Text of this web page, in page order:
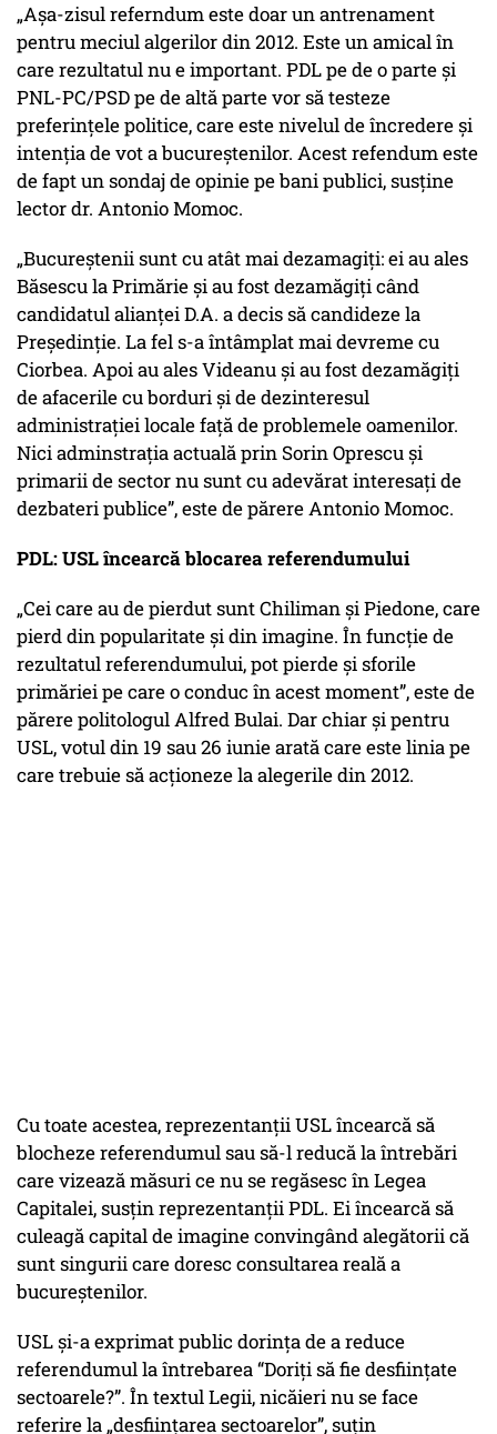
„Așa-zisul referndum este doar un antrenament
pentru meciul algerilor din 2012. Este un amical în
care rezultatul nu e important. PDL pe de o parte și
PNL-PC/PSD pe de altă parte vor să testeze
preferințele politice, care este nivelul de încredere și
intenția de vot a bucureștenilor. Acest refendum este
de fapt un sondaj de opinie pe bani publici, susține
lector dr. Antonio Momoc.
„Bucureștenii sunt cu atât mai dezamagiți: ei au ales
Băsescu la Primărie și au fost dezamăgiți când
candidatul alianței D.A. a decis să candideze la
Președinție. La fel s-a întâmplat mai devreme cu
Ciorbea. Apoi au ales Videanu și au fost dezamăgiți
de afacerile cu borduri și de dezinteresul
administrației locale față de problemele oamenilor.
Nici adminstrația actuală prin Sorin Oprescu și
primarii de sector nu sunt cu adevărat interesați de
dezbateri publice”, este de părere Antonio Momoc.
PDL: USL încearcă blocarea referendumului
„Cei care au de pierdut sunt Chiliman și Piedone, care
pierd din popularitate și din imagine. În funcție de
rezultatul referendumului, pot pierde și sforile
primăriei pe care o conduc în acest moment”, este de
părere politologul Alfred Bulai. Dar chiar și pentru
USL, votul din 19 sau 26 iunie arată care este linia pe
care trebuie să acționeze la alegerile din 2012.
Cu toate acestea, reprezentanții USL încearcă să
blocheze referendumul sau să-l reducă la întrebări
care vizează măsuri ce nu se regăsesc în Legea
Capitalei, susțin reprezentanții PDL. Ei încearcă să
culeagă capital de imagine convingând alegătorii că
sunt singurii care doresc consultarea reală a
bucureștenilor.
USL și-a exprimat public dorința de a reduce
referendumul la întrebarea “Doriţi să fie desfiinţate
sectoarele?”. În textul Legii, nicăieri nu se face
referire la „desfiinţarea sectoarelor”, suțin